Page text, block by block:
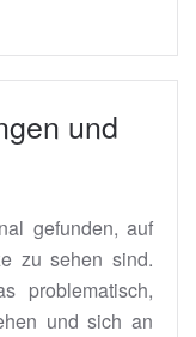
und
gefunden, auf
zu sehen sind.
problematisch,
und sich an